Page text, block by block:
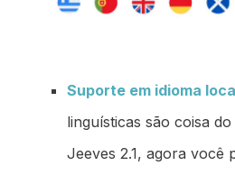
Suporte em idioma
linguísticas são coisa
Jeeves 2.1, agora você